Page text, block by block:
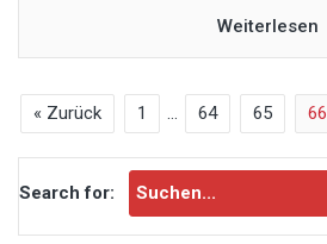
Weiterlesen
« Zurück 1 … 64 65 66
Search for: